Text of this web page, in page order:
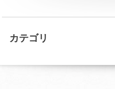
カテゴリ